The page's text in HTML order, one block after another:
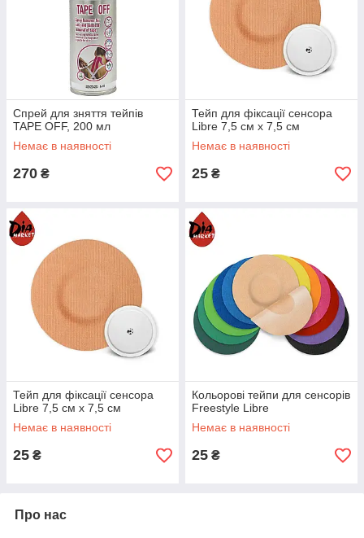
Спрей для зняття тейпів
TAPE OFF, 200 мл
Немає в наявності
270 ₴
Тейп для фіксації сенсора
Libre 7,5 см х 7,5 см
Немає в наявності
25 ₴
Тейп для фіксації сенсора
Libre 7,5 см х 7,5 см
Немає в наявності
25 ₴
Кольорові тейпи для сенсорів
Freestyle Libre
Немає в наявності
25 ₴
Про нас